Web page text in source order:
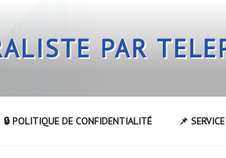
PAR
🔒 POLITIQUE DE CONFIDENTIALITÉ 📌